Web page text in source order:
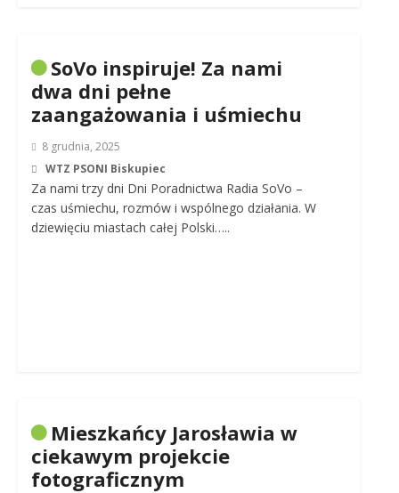
SoVo inspiruje! Za nami
dwa dni pełne
zaangażowania i uśmiechu
8 grudnia, 2025
WTZ PSONI Biskupiec
Za nami trzy dni Dni Poradnictwa Radia SoVo –
czas uśmiechu, rozmów i wspólnego działania. W
dziewięciu miastach całej Polski…..
Mieszkańcy Jarosławia w
ciekawym projekcie
fotograficznym